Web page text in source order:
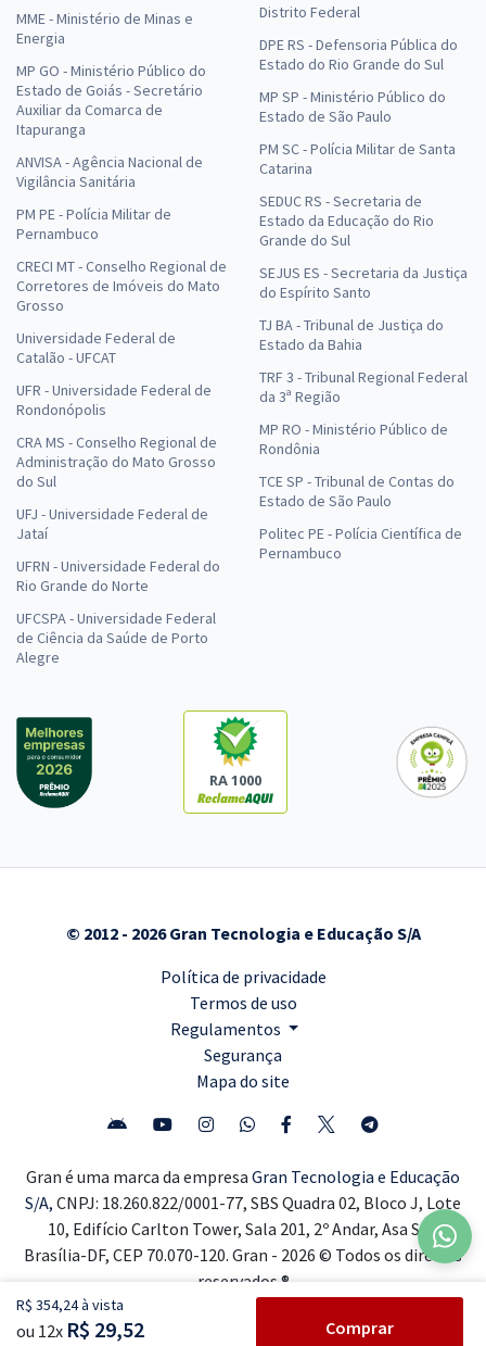
R$ 354,24 à vista
ou 12x R$ 29,52 Comprar
MME - Ministério de Minas e
Energia
MP GO - Ministério Público do
Estado de Goiás - Secretário
Auxiliar da Comarca de
Itapuranga
ANVISA - Agência Nacional de
Vigilância Sanitária
PM PE - Polícia Militar de
Pernambuco
CRECI MT - Conselho Regional de
Corretores de Imóveis do Mato
Grosso
Universidade Federal de
Catalão - UFCAT
UFR - Universidade Federal de
Rondonópolis
CRA MS - Conselho Regional de
Administração do Mato Grosso
do Sul
UFJ - Universidade Federal de
Jataí
UFRN - Universidade Federal do
Rio Grande do Norte
UFCSPA - Universidade Federal
de Ciência da Saúde de Porto
Alegre
Distrito Federal
DPE RS - Defensoria Pública do
Estado do Rio Grande do Sul
MP SP - Ministério Público do
Estado de São Paulo
PM SC - Polícia Militar de Santa
Catarina
SEDUC RS - Secretaria de
Estado da Educação do Rio
Grande do Sul
SEJUS ES - Secretaria da Justiça
do Espírito Santo
TJ BA - Tribunal de Justiça do
Estado da Bahia
TRF 3 - Tribunal Regional Federal
da 3ª Região
MP RO - Ministério Público de
Rondônia
TCE SP - Tribunal de Contas do
Estado de São Paulo
Politec PE - Polícia Científica de
Pernambuco
RA 1000
© 2012 - 2026 Gran Tecnologia e Educação S/A
Política de privacidade
Termos de uso
Regulamentos
Segurança
Mapa do site
Gran é uma marca da empresa Gran Tecnologia e Educação
S/A, CNPJ: 18.260.822/0001-77, SBS Quadra 02, Bloco J, Lote
10, Edifício Carlton Tower, Sala 201, 2º Andar, Asa Sul,
Brasília-DF, CEP 70.070-120. Gran - 2026 © Todos os direitos
reservados ®